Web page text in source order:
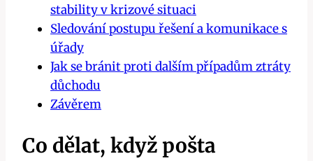
stability v krizové situaci
Sledování postupu řešení a komunikace s
úřady
Jak se bránit proti dalším případům ztráty
důchodu
Závěrem
Co dělat, když pošta